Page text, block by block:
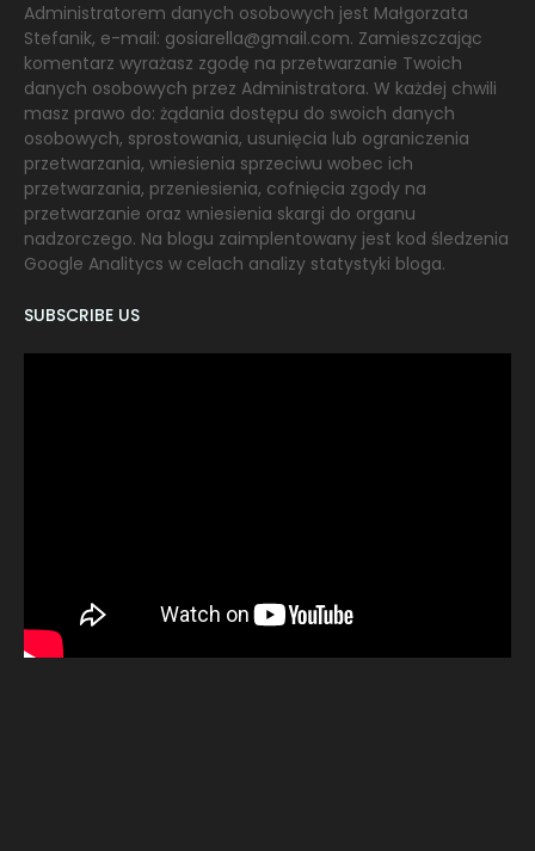
Administratorem danych osobowych jest Małgorzata
Stefanik, e-mail: gosiarella@gmail.com. Zamieszczając
komentarz wyrażasz zgodę na przetwarzanie Twoich
danych osobowych przez Administratora. W każdej chwili
masz prawo do: żądania dostępu do swoich danych
osobowych, sprostowania, usunięcia lub ograniczenia
przetwarzania, wniesienia sprzeciwu wobec ich
przetwarzania, przeniesienia, cofnięcia zgody na
przetwarzanie oraz wniesienia skargi do organu
nadzorczego. Na blogu zaimplentowany jest kod śledzenia
Google Analitycs w celach analizy statystyki bloga.
SUBSCRIBE US